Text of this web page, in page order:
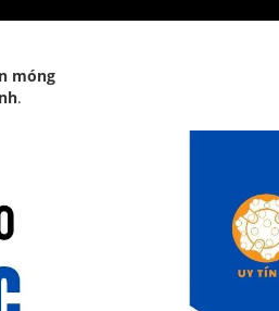
móng
.